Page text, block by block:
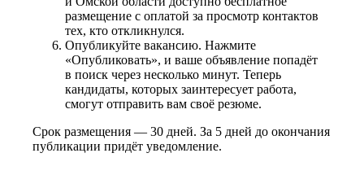
размещение с оплатой за просмотр контактов
тех, кто откликнулся.
Опубликуйте вакансию. Нажмите
«Опубликовать», и ваше объявление попадёт
в поиск через несколько минут. Теперь
кандидаты, которых заинтересует работа,
смогут отправить вам своё резюме.
Срок размещения — 30 дней. За 5 дней до окончания
публикации придёт уведомление.